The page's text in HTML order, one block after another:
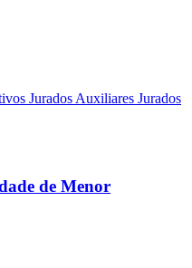
Jurados Auxiliares Jurados
de Menor